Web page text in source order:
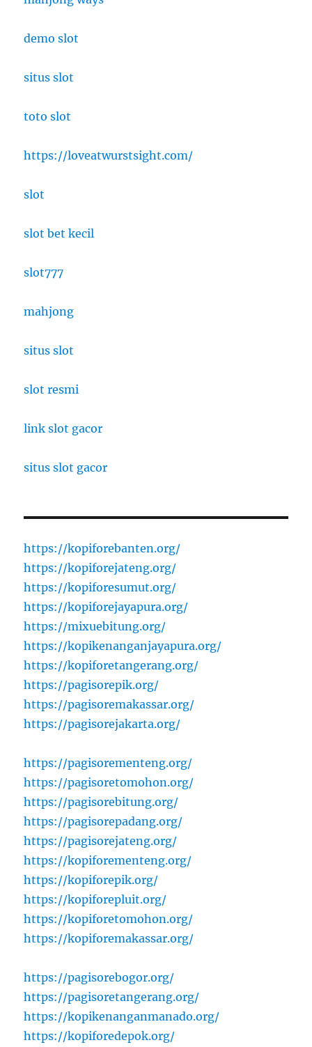
demo slot
situs slot
toto slot
https://loveatwurstsight.com/
slot
slot bet kecil
slot777
mahjong
situs slot
slot resmi
link slot gacor
situs slot gacor
https://kopiforebanten.org/
https://kopiforejateng.org/
https://kopiforesumut.org/
https://kopiforejayapura.org/
https://mixuebitung.org/
https://kopikenanganjayapura.org/
https://kopiforetangerang.org/
https://pagisorepik.org/
https://pagisoremakassar.org/
https://pagisorejakarta.org/
https://pagisorementeng.org/
https://pagisoretomohon.org/
https://pagisorebitung.org/
https://pagisorepadang.org/
https://pagisorejateng.org/
https://kopiforementeng.org/
https://kopiforepik.org/
https://kopiforepluit.org/
https://kopiforetomohon.org/
https://kopiforemakassar.org/
https://pagisorebogor.org/
https://pagisoretangerang.org/
https://kopikenanganmanado.org/
https://kopiforedepok.org/